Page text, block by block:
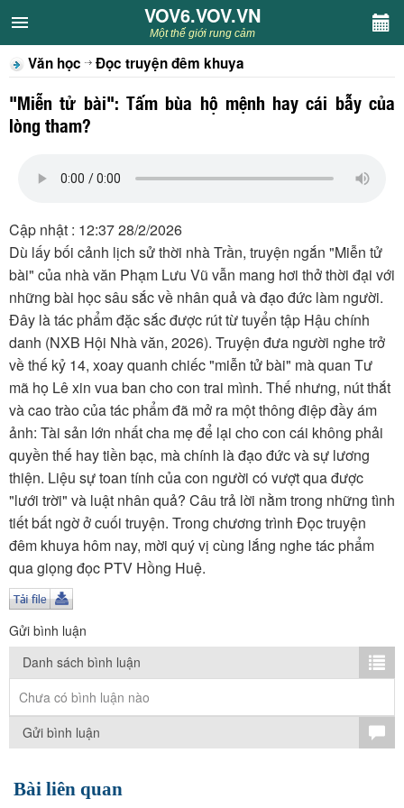
VOV6.VOV.VN
CHUYÊN MỤC
Khách VOV6
Sân khấu
Thiếu nhi
Kết nối VOV6
TÌM KIẾM
Vận hành bởi QI Corp
VOV6.VOV.VN
Một thế giới rung cảm
Văn học Đọc truyện đêm khuya
"Miễn tử bài": Tấm bùa hộ mệnh hay cái bẫy của
lòng tham?
Cập nhật : 12:37 28/2/2026
Dù lấy bối cảnh lịch sử thời nhà Trần, truyện ngắn "Miễn tử
bài" của nhà văn Phạm Lưu Vũ vẫn mang hơi thở thời đại với
những bài học sâu sắc về nhân quả và đạo đức làm người.
Đây là tác phẩm đặc sắc được rút từ tuyển tập Hậu chính
danh (NXB Hội Nhà văn, 2026). Truyện đưa người nghe trở
về thế kỷ 14, xoay quanh chiếc "miễn tử bài" mà quan Tư
mã họ Lê xin vua ban cho con trai mình. Thế nhưng, nút thắt
và cao trào của tác phẩm đã mở ra một thông điệp đầy ám
ảnh: Tài sản lớn nhất cha mẹ để lại cho con cái không phải
quyền thế hay tiền bạc, mà chính là đạo đức và sự lương
thiện. Liệu sự toan tính của con người có vượt qua được
"lưới trời" và luật nhân quả? Câu trả lời nằm trong những tình
tiết bất ngờ ở cuối truyện. Trong chương trình Đọc truyện
đêm khuya hôm nay, mời quý vị cùng lắng nghe tác phẩm
qua giọng đọc PTV Hồng Huệ.
Gửi bình luận
Danh sách bình luận
Chưa có bình luận nào
Gửi bình luận
Bài liên quan